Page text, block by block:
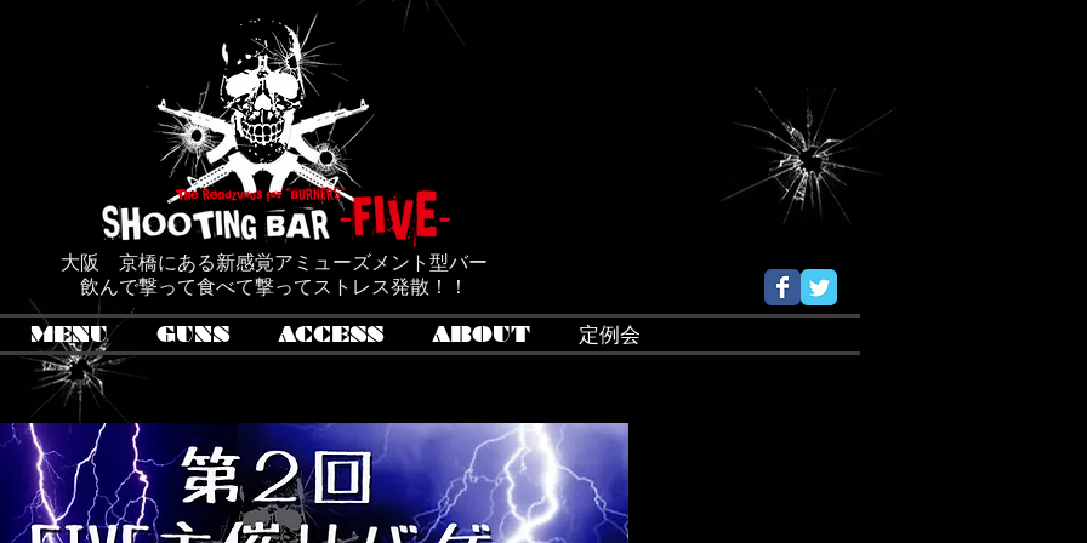
大阪 京橋にある新感覚アミューズメント型バー
飲んで撃って食べて撃ってストレス発散！！
MENU GUNS ACCESS ABOUT 定例会